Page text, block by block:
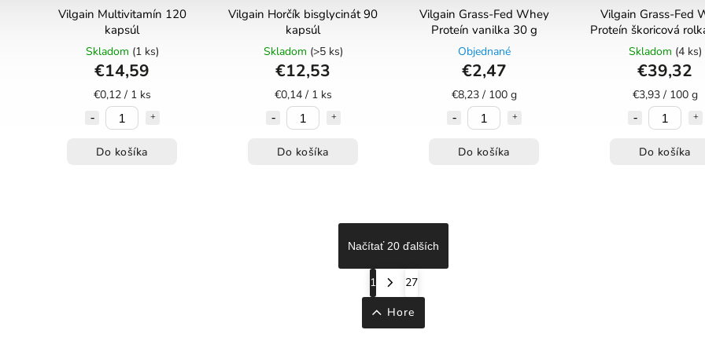
Vilgain Multivitamín 120
kapsúl
Skladom (1 ks)
€14,59
€0,12 / 1 ks
Do košíka
Vilgain Horčík bisglycinát 90
kapsúl
Skladom (>5 ks)
€12,53
€0,14 / 1 ks
Do košíka
Vilgain Grass-Fed Whey
Proteín vanilka 30 g
Objednané
€2,47
€8,23 / 100 g
Do košíka
Vilgain Grass-Fed
Proteín škoricová
g
Skladom (4 ks)
€39,32
€3,93 / 100 g
Do košíka
Načítať 20 ďalších
1
27
Hore